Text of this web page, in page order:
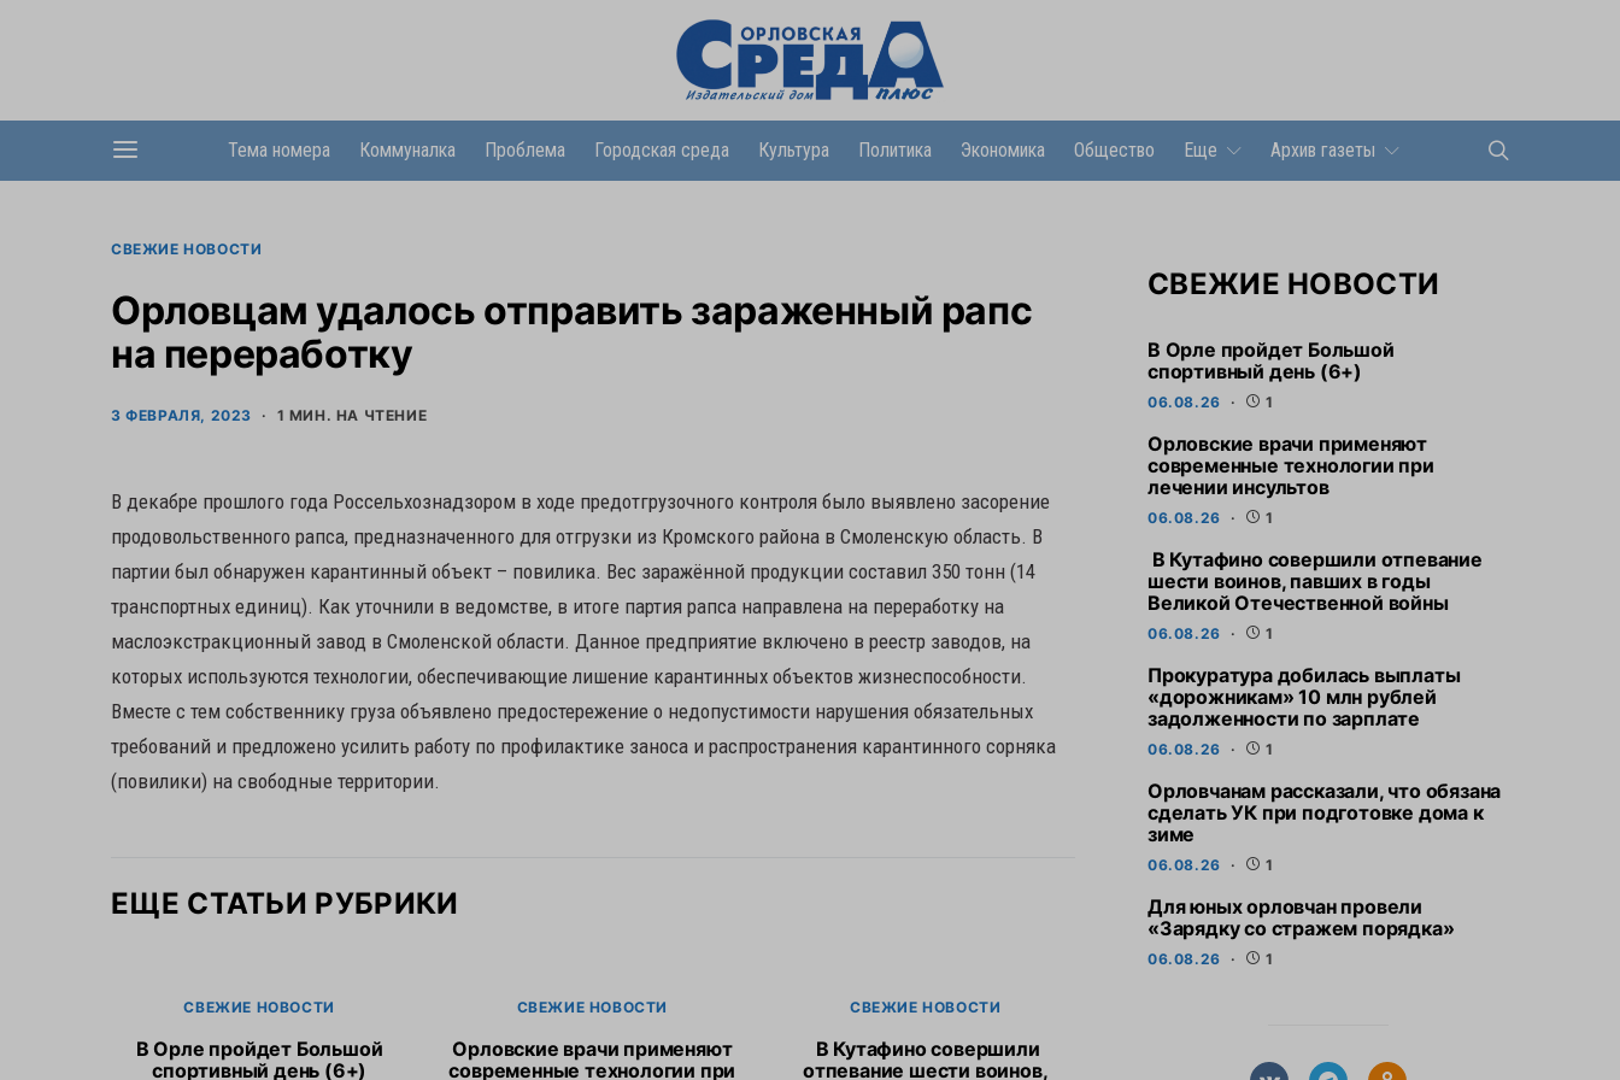
Тема номера Коммуналка Проблема Городская среда Культура Политика Экономика Общество Еще Архив газеты
СВЕЖИЕ НОВОСТИ
Орловцам удалось отправить зараженный рапс
на переработку
3 ФЕВРАЛЯ, 2023 1 МИН. НА ЧТЕНИЕ
В декабре прошлого года Россельхознадзором в ходе предотгрузочного контроля было выявлено засорение
продовольственного рапса, предназначенного для отгрузки из Кромского района в Смоленскую область. В
партии был обнаружен карантинный объект – повилика. Вес заражённой продукции составил 350 тонн (14
транспортных единиц). Как уточнили в ведомстве, в итоге партия рапса направлена на переработку на
маслоэкстракционный завод в Смоленской области. Данное предприятие включено в реестр заводов, на
которых используются технологии, обеспечивающие лишение карантинных объектов жизнеспособности.
Вместе с тем собственнику груза объявлено предостережение о недопустимости нарушения обязательных
требований и предложено усилить работу по профилактике заноса и распространения карантинного сорняка
(повилики) на свободные территории.
ЕЩЕ СТАТЬИ РУБРИКИ
СВЕЖИЕ НОВОСТИ
В Орле пройдет Большой
спортивный день (6+)
СВЕЖИЕ НОВОСТИ
Орловские врачи применяют
современные технологии при
СВЕЖИЕ НОВОСТИ
В Кутафино совершили
отпевание шести воинов,
выплаты «дорожникам» 10
СВЕЖИЕ НОВОСТИ
В Орле пройдет Большой
спортивный день (6+)
06.08.26 1
Орловские врачи применяют
современные технологии при
лечении инсультов
06.08.26 1
В Кутафино совершили отпевание
шести воинов, павших в годы
Великой Отечественной войны
06.08.26 1
Прокуратура добилась выплаты
«дорожникам» 10 млн рублей
задолженности по зарплате
06.08.26 1
Орловчанам рассказали, что обязана
сделать УК при подготовке дома к
зиме
06.08.26 1
Для юных орловчан провели
«Зарядку со стражем порядка»
06.08.26 1